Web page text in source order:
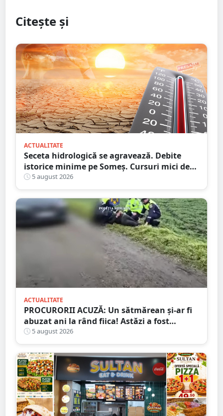
Citește și
ACTUALITATE
Seceta hidrologică se agravează. Debite
istorice minime pe Someș. Cursuri mici de
ape au secat
5 august 2026
ACTUALITATE
PROCURORII ACUZĂ: Un sătmărean și-ar fi
abuzat ani la rând fiica! Astăzi a fost
arestat!
5 august 2026